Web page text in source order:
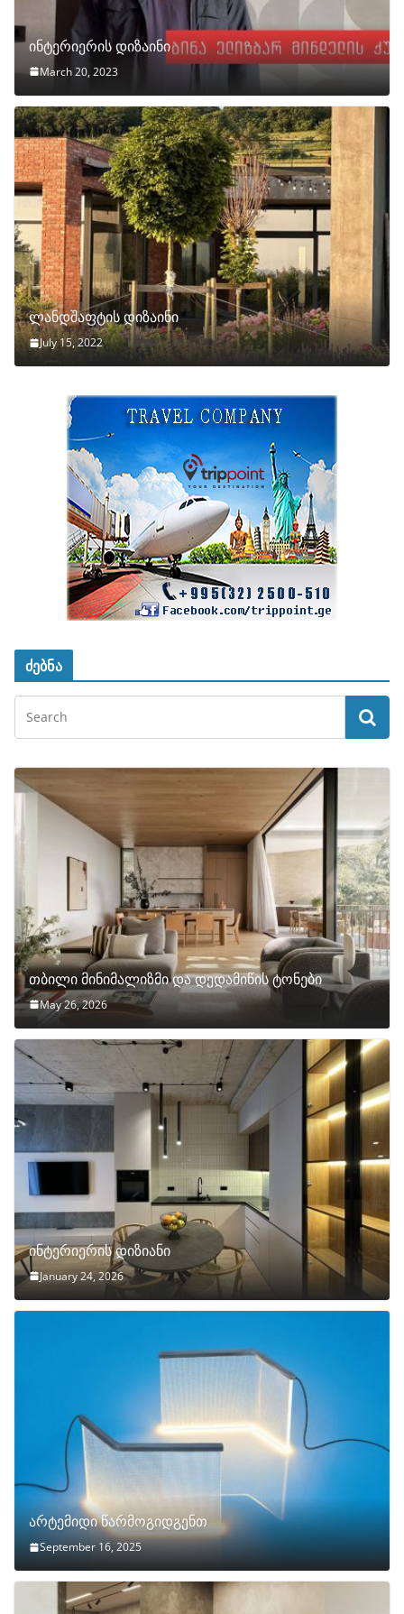
ინტერიერის დიზაინი
March 20, 2023
ლანდშაფტის დიზაინი
July 15, 2022
ძებნა
თბილი მინიმალიზმი და დედამიწის ტონები
May 26, 2026
ინტერიერის დიზიანი
January 24, 2026
არტემიდი წარმოგიდგენთ
September 16, 2025